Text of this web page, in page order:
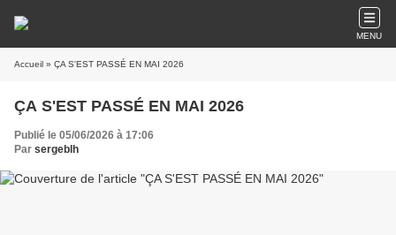
MENU
Accueil » ÇA S'EST PASSÉ EN MAI 2026
ÇA S'EST PASSÉ EN MAI 2026
Publié le 05/06/2026 à 17:06
Par sergeblh